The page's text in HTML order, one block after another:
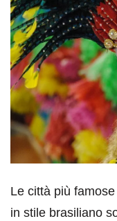
Le città più
in stile brasiliano